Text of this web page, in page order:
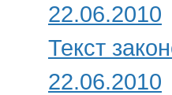
22.06.2010
Текст
22.06.2010